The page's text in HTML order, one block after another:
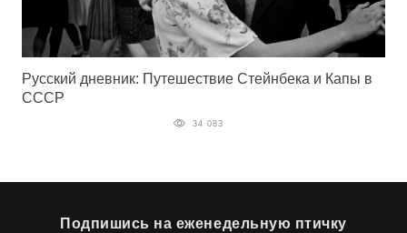
Русский дневник: Путешествие Стейнбека и Капы в
СССР
34 083
Подпишись на еженедельную птичку